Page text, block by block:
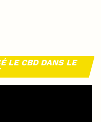
LE CBD DANS LE